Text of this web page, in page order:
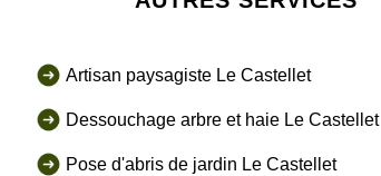
Artisan paysagiste Le Castellet
Dessouchage arbre et haie Le Castellet
Pose d'abris de jardin Le Castellet